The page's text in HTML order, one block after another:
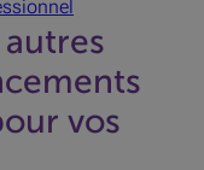
vos